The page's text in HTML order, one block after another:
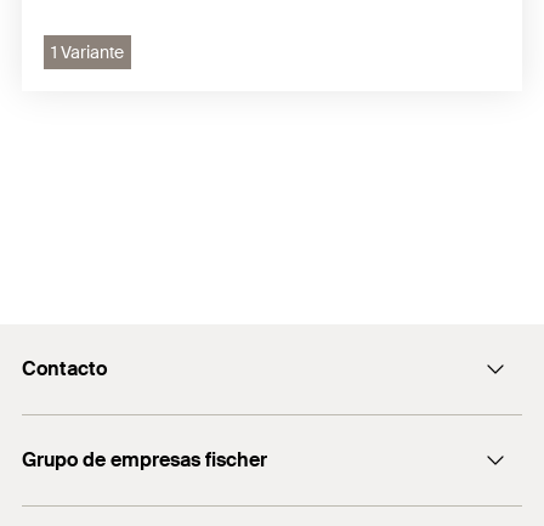
1 Variante
Contacto
servicio.cliente@fischer.es
Grupo de empresas fischer